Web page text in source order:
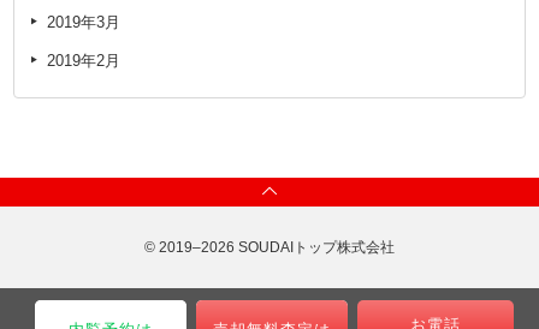
2019年3月
2019年2月
お電話
© 2019–2026 SOUDAIトップ株式会社